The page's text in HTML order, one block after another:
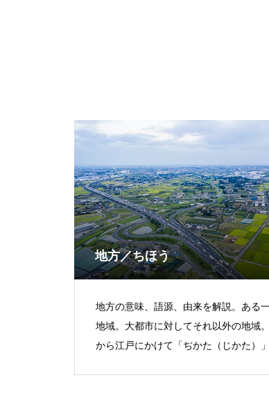
地方／ちほう
地方の意味、語源、由来を解説。ある
地域。大都市に対してそれ以外の地域
から江戸にかけて「ぢかた（じかた）」